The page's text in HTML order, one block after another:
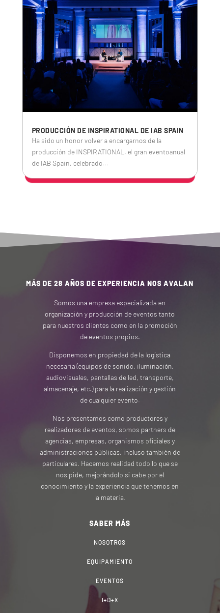
PRODUCCIÓN DE INSPIRATIONAL DE IAB SPAIN
Ha sido un honor volver a encargarnos de la
producción de INSPIRATIONAL, el gran eventoanual
de IAB Spain, celebrado...
MÁS DE 28 AÑOS DE EXPERIENCIA NOS AVALAN
Somos una empresa especializada en
organización y producción de eventos tanto
para nuestros clientes como en la promoción
de eventos propios.
Disponemos en propiedad de la logística
necesaria (equipos de sonido, iluminación,
audiovisuales, pantallas de led, transporte,
almacenaje, etc.) para la realización y gestión
de cualquier evento.
Nos presentamos como productores y
realizadores de eventos, somos partners de
agencias, empresas, organismos oficiales y
administraciones públicas, incluso también de
particulares. Hacemos realidad todo lo que se
nos pide, mejorándolo si cabe por el
conocimiento y la experiencia que tenemos en
la materia.
SABER MÁS
NOSOTROS
EQUIPAMIENTO
EVENTOS
I+D+X